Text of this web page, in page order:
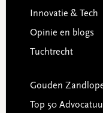
Innovatie & Tech
Opinie en blogs
Tuchtrecht
Gouden
Top 50